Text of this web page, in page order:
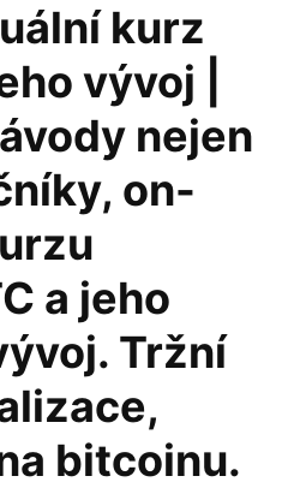
kurz
vývoj |
nejen
on-
a jeho
Tržní
bitcoinu.